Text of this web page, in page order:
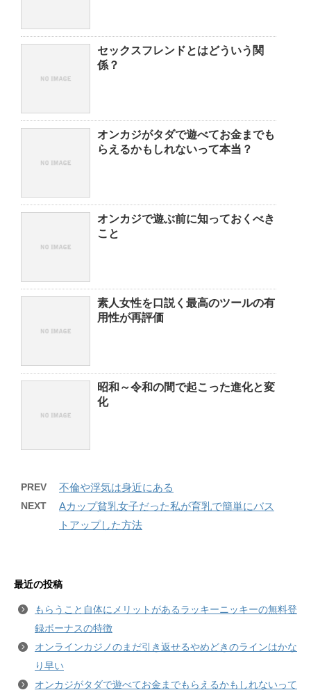
セックスフレンドとはどういう関
係？
オンカジがタダで遊べてお金までも
らえるかもしれないって本当？
オンカジで遊ぶ前に知っておくべき
こと
素人女性を口説く最高のツールの有
用性が再評価
昭和～令和の間で起こった進化と変
化
PREV 不倫や浮気は身近にある
NEXT
Aカップ貧乳女子だった私が育乳で簡単にバス
トアップした方法
最近の投稿
もらうこと自体にメリットがあるラッキーニッキーの無料登
録ボーナスの特徴
オンラインカジノのまだ引き返せるやめどきのラインはかな
り早い
オンカジがタダで遊べてお金までもらえるかもしれないって